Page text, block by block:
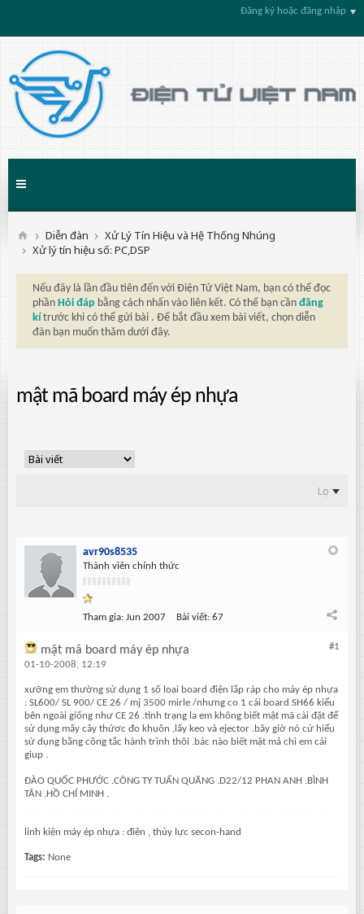
Đăng ký hoặc đăng nhập
Diễn đàn
Xử Lý Tín Hiệu và Hệ Thống Nhúng
Xử lý tín hiệu số: PC,DSP
Nếu đây là lần đầu tiên đến với Điện Tử Việt Nam, bạn có thể đọc
phần Hỏi đáp bằng cách nhấn vào liên kết. Có thể bạn cần đăng
kí trước khi có thể gửi bài . Để bắt đầu xem bài viết, chọn diễn
đàn bạn muốn thăm dưới đây.
mật mã board máy ép nhựa
Lọc
avr90s8535
Thành viên chính thức
Tham gia: Jun 2007 Bài viết: 67
#1
mật mã board máy ép nhựa
01-10-2008, 12:19
xưỡng em thường sử dụng 1 số loại board điện lắp ráp cho máy ép nhựa
: SL600/ SL 900/ CE 26 / mj 3500 mirle /nhưng co 1 cái board SH66 kiểu
bên ngoài giống như CE 26 .tình trạng la em không biết mật mã cài đặt để
sử dụng mấy cây thứơc đo khuôn ,lấy keo và ejector .bây giờ nó cứ hiểu
sử dụng bằng công tắc hành trình thôi .bác nào biết mật mả chỉ em cải
giup .
ĐÀO QUỐC PHƯỚC .CÔNG TY TUẤN QUÃNG .D22/12 PHAN ANH .BÌNH
TÂN .HỒ CHÍ MINH .
linh kiện máy ép nhựa : điện , thủy lực secon-hand
Tags: None